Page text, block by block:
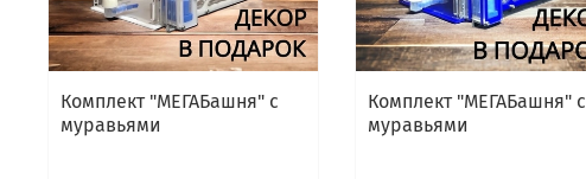
Комплект "МЕГАБашня" с
муравьями
Комплект "МЕГАБашня" с
муравьями